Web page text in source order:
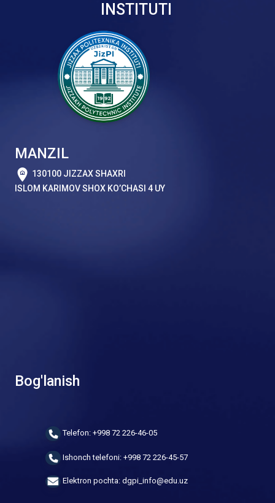
INSTITUTI
MANZIL
130100 JIZZAX SHAXRI
ISLOM KARIMOV SHOX KO’CHASI 4 UY
Bog'lanish
Telefon: +998 72 226-46-05
Ishonch telefoni: +998 72 226-45-57
Elektron pochta: dgpi_info@edu.uz